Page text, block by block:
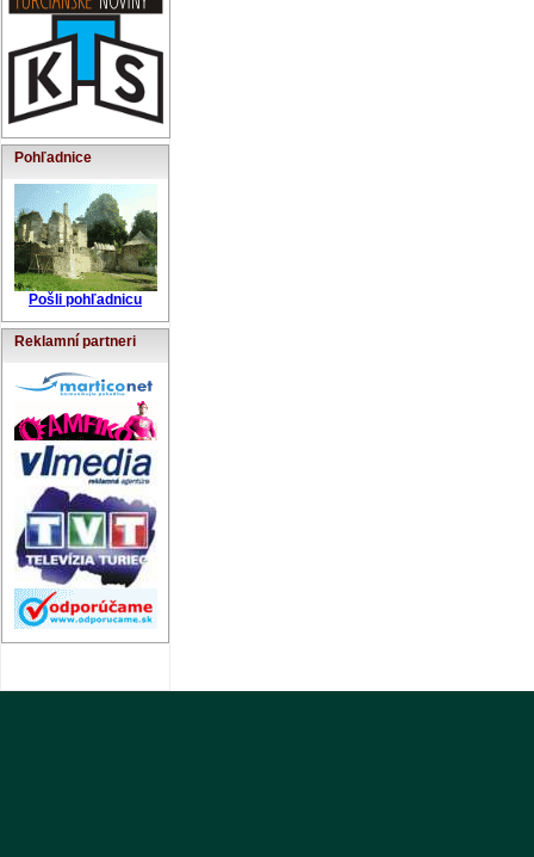
Pohľadnice
Pošli pohľadnicu
Reklamní partneri